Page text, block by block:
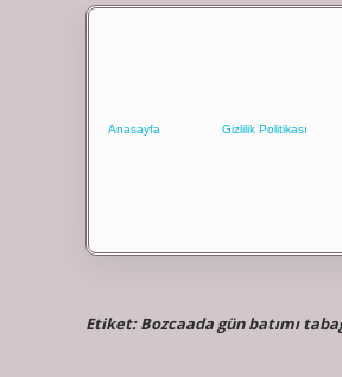
Anasayfa Gizlilik Politikası
Etiket:Bozcaada gün batımı